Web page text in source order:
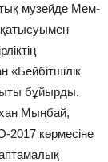
музейде Мем­
«Бейбітшілік
бұйырды.
Мыңбай,
2017 көрмесіне